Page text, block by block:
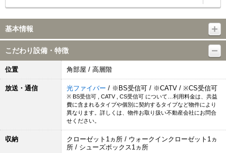
基本情報
こだわり設備・特徴
位置 角部屋 / 高層階
放送・通信 光ファイバー / ※BS受信可 / ※CATV / ※CS受信可
※ BS受信可 , CATV , CS受信可 について…利用料金は、共益
費に含まれるタイプや個別に契約するタイプなど物件により
異なります。詳しくは、物件お取り扱い不動産会社にお問合
せください。
収納
クローゼット1ヵ所 / ウォークインクローゼット1ヵ
所 / シューズボックス1ヵ所